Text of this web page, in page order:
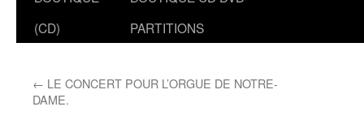
(CD)
PARTITIONS
← LE CONCERT POUR L’ORGUE DE NOTRE-
DAME.